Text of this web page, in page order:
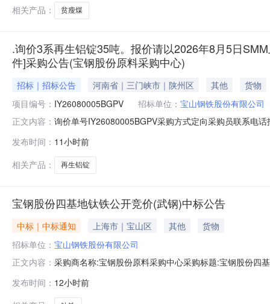
相关产品：
贫瘦煤
.询价3系再生铝锭35吨。报价请以2026年8月5日
件]采购公告(宝钢股份原料采购中心)
招标｜招标公告 河南省｜三门峡市｜陕州区 其他
货物
项目编号： IY26080005BGPV 招标单位： 宝山钢铁股份有限公司
正文内容： 询价单号IY26080005BGPV采购方式定向采购员联系电
额度：0.0元三、商务条款：定价说明：湿公吨。限价类
发布时间： 11小时前
相关产品：
再生铝锭
宝钢股份四基地钛铁公开竞价(武钢)中标公告
中标｜中标通知 上海市｜宝山区 其他
货物
招标单位： 宝山钢铁股份有限公司
正文内容： 采购商名称:宝钢股份原料采购中心采购标题:宝钢股份四
发布时间： 12小时前